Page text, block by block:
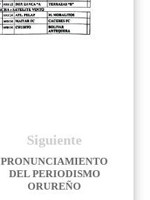
Siguiente
PRONUNCIAMIENTO
DEL PERIODISMO
ORUREÑO